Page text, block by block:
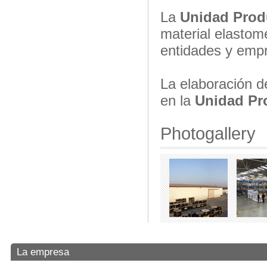
La Unidad
material
entidades y
La elaboración
en la Unidad
Photogallery
La empresa